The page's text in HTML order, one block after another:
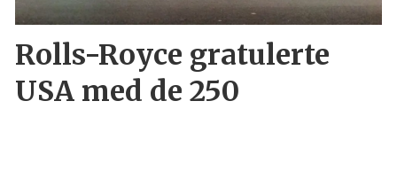
Rolls-Royce gratulerte
USA med de 250